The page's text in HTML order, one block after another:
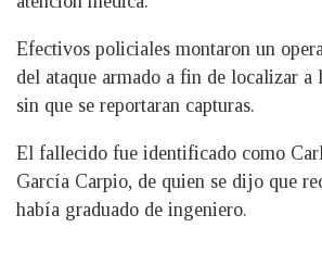
Efectivos policiales montaron un
del ataque armado a fin de localizar a
sin que se reportaran capturas.
El fallecido fue identificado como
García Carpio, de quien se dijo que
había graduado de ingeniero.